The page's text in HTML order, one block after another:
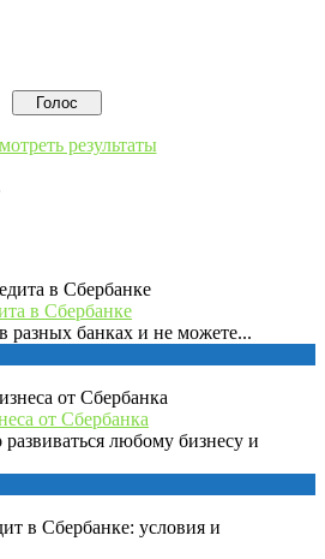
результаты
в Сбербанке
разных банках и не можете...
от Сбербанка
любому бизнесу и